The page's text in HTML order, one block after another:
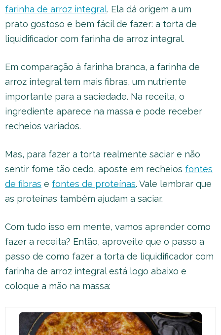
farinha de arroz integral. Ela dá origem a um
prato gostoso e bem fácil de fazer: a torta de
liquidificador com farinha de arroz integral.
Em comparação à farinha branca, a farinha de
arroz integral tem mais fibras, um nutriente
importante para a saciedade. Na receita, o
ingrediente aparece na massa e pode receber
recheios variados.
Mas, para fazer a torta realmente saciar e não
sentir fome tão cedo, aposte em recheios fontes
de fibras e fontes de proteínas. Vale lembrar que
as proteínas também ajudam a saciar.
Com tudo isso em mente, vamos aprender como
fazer a receita? Então, aproveite que o passo a
passo de como fazer a torta de liquidificador com
farinha de arroz integral está logo abaixo e
coloque a mão na massa: